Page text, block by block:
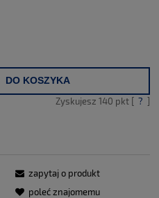
DO KOSZYKA
Zyskujesz 140 pkt [ ? ]
zapytaj o produkt
poleć znajomemu